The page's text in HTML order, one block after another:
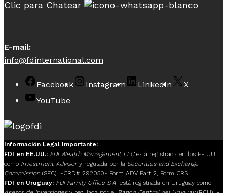
Clic para Chatear
E-mail:
info@fdinternational.com
Facebook Instagram LinkedIn
X
YouTube
Información Legal Importante:
FDI en EE.UU.: FDI Wealth Management LLCestá registrada en los EE.UU.
como Investment Advisory regulada por la Securities and Exchange
Commission(SEC). -CRD# 292050- Form ADV Part 2
Form CRS.
FDI en Uruguay: FDI Family Office S.A. está registrada en Uruguay como